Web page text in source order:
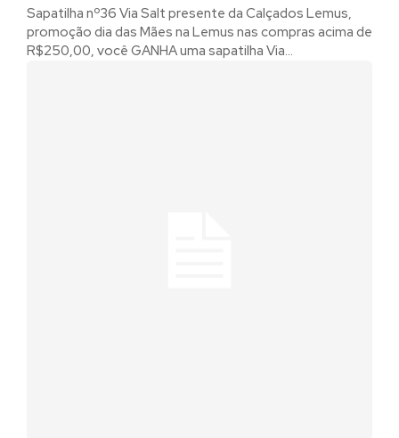
Sapatilha nº36 Via Salt presente da Calçados Lemus,
promoção dia das Mães na Lemus nas compras acima de
R$250,00, você GANHA uma sapatilha Via...